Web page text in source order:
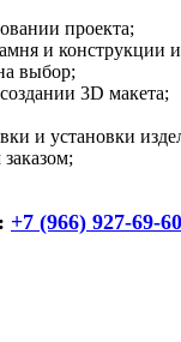
проекта;
и конструкции
выбор;
3D макета;
и установки
+7 (966) 927-69-60